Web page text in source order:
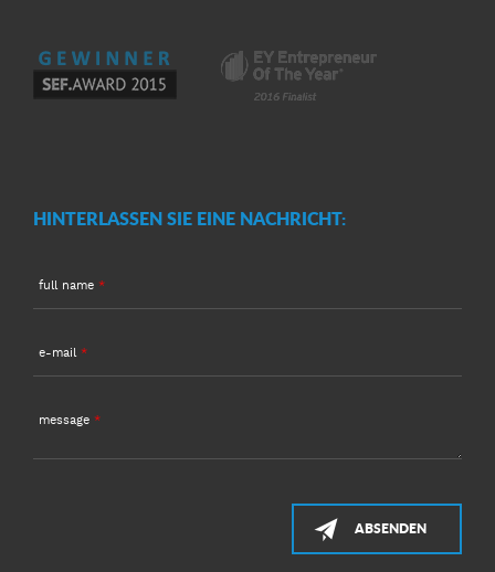
HINTERLASSEN SIE EINE NACHRICHT:
full name *
e-mail *
message *
ABSENDEN